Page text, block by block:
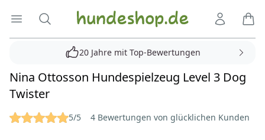
Menü öffnen
Suche Hundeshop.de
20 Jahre mit Top-Bewertungen
Nina Ottosson Hundespielzeug Level 3 Dog
Twister
Reviews 5/5 4 Bewertungen von glücklichen Kunden